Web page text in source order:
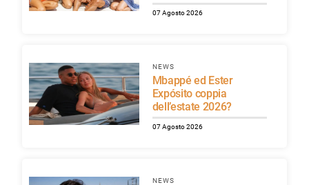
07 Agosto 2026
NEWS
Mbappé ed Ester
Expósito coppia
dell’estate 2026?
07 Agosto 2026
NEWS